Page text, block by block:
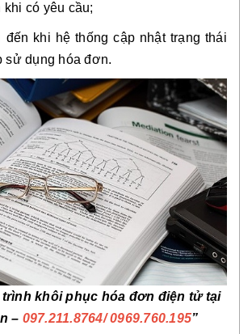
khi có yêu cầu;
đến khi hệ thống cập nhật trạng thái
sử dụng hóa đơn.
trình khôi phục hóa đơn điện tử tại
– 097.211.8764/ 0969.760.195”